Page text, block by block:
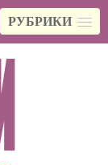
РУБРИКИ